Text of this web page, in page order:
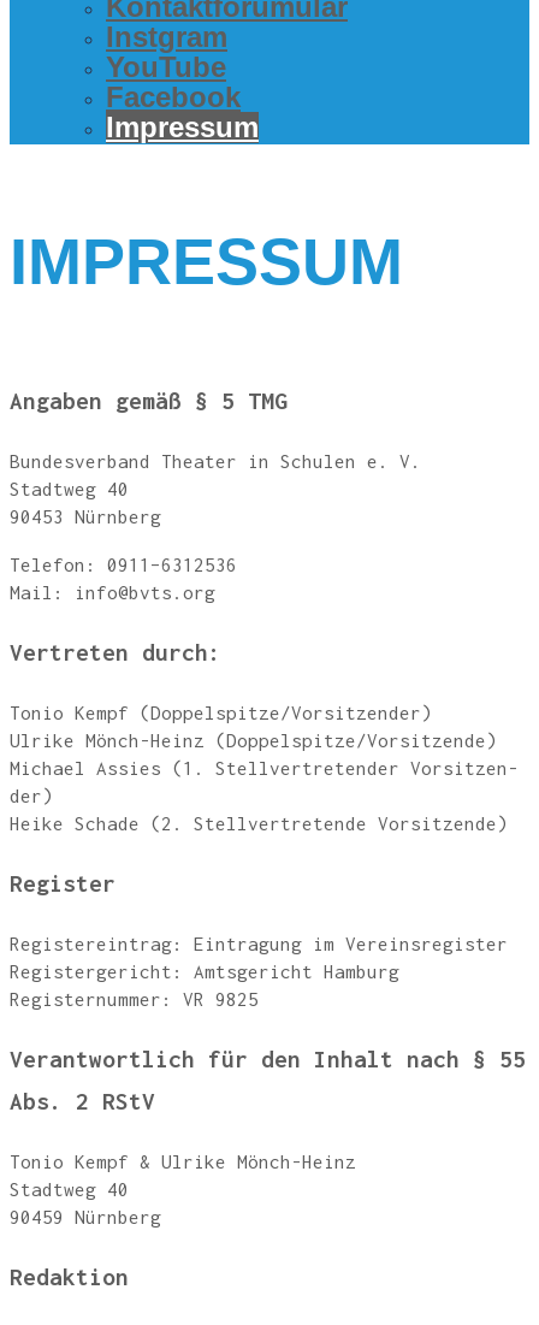
Kon­takt­fo­ru­mu­lar
Inst­gram
You­Tube
Face­book
Impres­sum
IMPRES­SUM
Anga­ben gemäß § 5 TMG
Bun­des­ver­band Thea­ter in Schu­len e. V.
Stadt­weg 40
90453 Nürn­berg
Tele­fon: 0911–6312536
Mail: info@bvts.org
Ver­tre­ten durch:
Tonio Kempf (Doppelspitze/Vorsitzender)
Ulri­ke Mönch-Heinz (Doppelspitze/Vorsitzende)
Micha­el Assies (1. Stell­ver­tre­ten­der Vor­sit­zen­
der)
Hei­ke Scha­de (2. Stell­ver­tre­ten­de Vorsitzende)
Regis­ter
Regis­ter­ein­trag: Ein­tra­gung im Ver­eins­re­gis­ter
Regis­ter­ge­richt: Amts­ge­richt Ham­burg
Regis­ter­num­mer: VR 9825
Ver­ant­wort­lich für den Inhalt nach § 55
Abs. 2 RStV
Tonio Kempf & Ulri­ke Mönch-Heinz
Stadt­weg 40
90459 Nürn­berg
Redak­ti­on